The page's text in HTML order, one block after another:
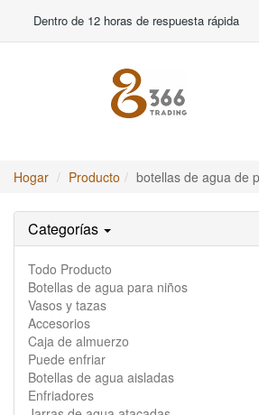
Dentro de 12 horas de respuesta rápida
Hogar Producto botellas de agua de
Categorías
Todo Producto
Botellas de agua para niños
Vasos y tazas
Accesorios
Caja de almuerzo
Puede enfriar
Botellas de agua aisladas
Enfriadores